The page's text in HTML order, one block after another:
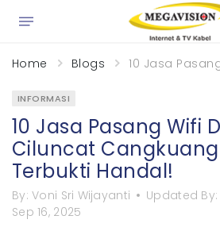
Home Blogs 10 Jasa
INFORMASI
10 Jasa Pasang Wifi
Ciluncat
Terbukti Handal!
By:Voni Sri Wijayanti Updated By:
Sep 16, 2025